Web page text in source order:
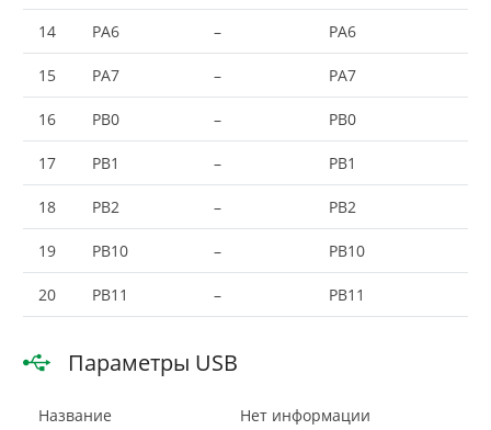
14 PA6 – PA6
15 PA7 – PA7
16 PB0 – PB0
17 PB1 – PB1
18 PB2 – PB2
19 PB10 – PB10
20 PB11 – PB11
Параметры USB
Название Нет информации